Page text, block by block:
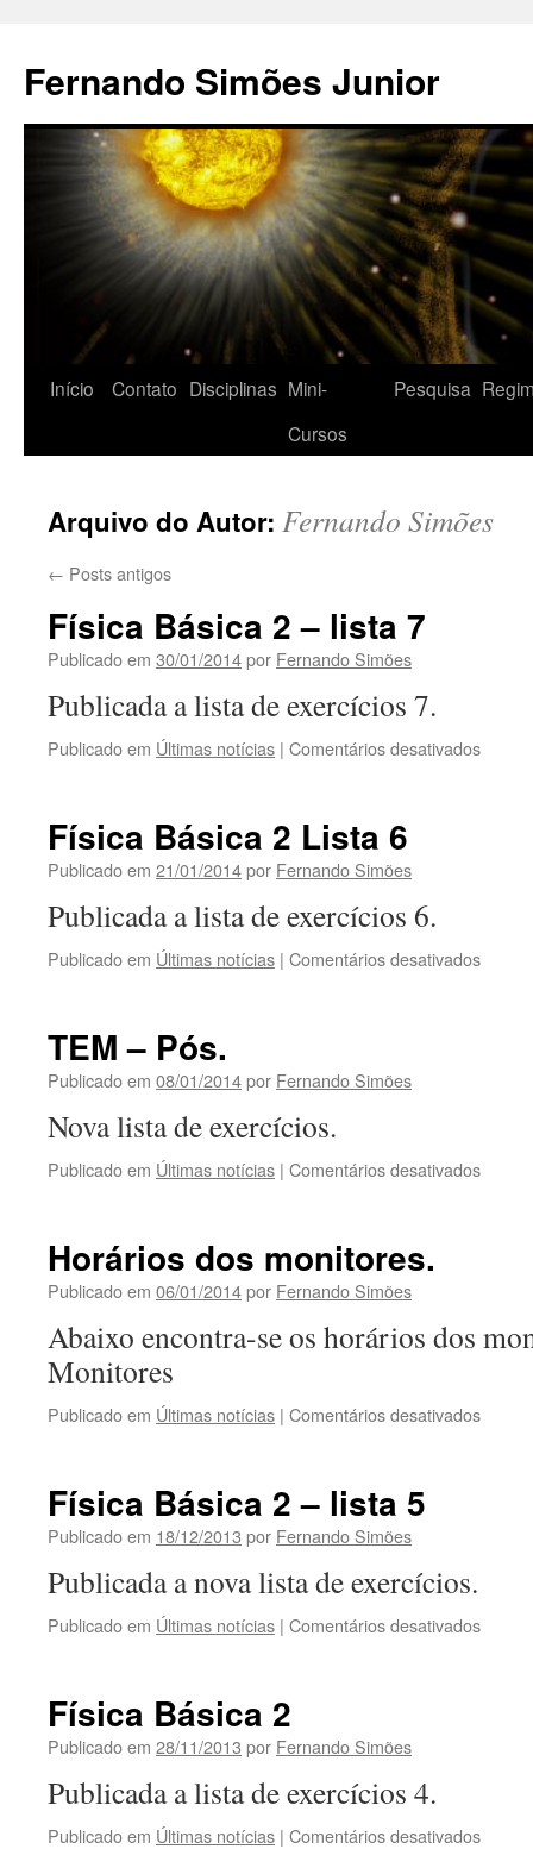
conteúdo
Fernando Simões Junior
Início Contato Disciplinas Mini-
Cursos
Pesquisa
Arquivo do Autor: Fernando Simões
← Posts antigos
Física Básica 2 – lista 7
Publicado em 30/01/2014por Fernando Simões
Publicada a lista de exercícios 7.
Publicado em Últimas notícias | Comentários desativadosem
Física Básica 2 Lista 6
Publicado em 21/01/2014por Fernando Simões
Publicada a lista de exercícios 6.
Publicado em Últimas notícias | Comentários desativadosem
TEM – Pós.
Publicado em 08/01/2014por Fernando Simões
Nova lista de exercícios.
Publicado em Últimas notícias | Comentários desativadosem
Horários dos monitores.
Publicado em 06/01/2014por Fernando Simões
Abaixo encontra-se os horários dos
Monitores
Publicado em Últimas notícias | Comentários desativadosem
Física Básica 2 – lista 5
Publicado em 18/12/2013 por Fernando Simões
Publicada a nova lista de exercícios.
Publicado em Últimas notícias | Comentários desativadosem
Física Básica 2
Publicado em 28/11/2013 por Fernando Simões
Publicada a lista de exercícios 4.
Publicado em Últimas notícias | Comentários desativadosem